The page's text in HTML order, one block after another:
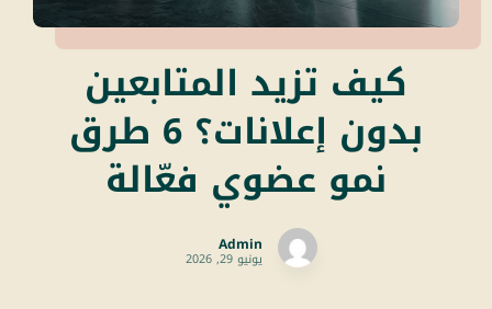
كيف تزيد المتابعين
بدون إعلانات؟ 6 طرق
نمو عضوي فعّالة
Admin
يونيو 29, 2026